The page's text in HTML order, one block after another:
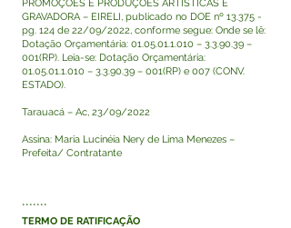
PROMOÇÕES E PRODUÇÕES ARTISTICAS E
GRAVADORA – EIRELI, publicado no DOE nº 13.375 -
pg. 124 de 22/09/2022, conforme segue: Onde se lê:
Dotação Orçamentária: 01.05.01.1.010 – 3.3.90.39 –
001(RP). Leia-se: Dotação Orçamentária:
01.05.01.1.010 – 3.3.90.39 – 001(RP) e 007 (CONV.
ESTADO).
Tarauacá – Ac, 23/09/2022
Assina: Maria Lucinéia Nery de Lima Menezes –
Prefeita/ Contratante
*******
TERMO DE RATIFICAÇÃO